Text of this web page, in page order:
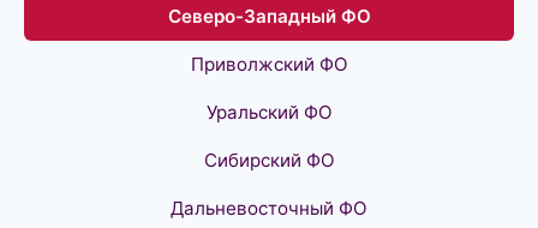
Северо-Западный ФО
Приволжский ФО
Уральский ФО
Сибирский ФО
Дальневосточный ФО